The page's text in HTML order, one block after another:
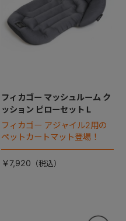
フィカゴー マッシュルーム ク
ッション ピローセット L
フィカゴー アジャイル2用の
ペットカートマット登場！
￥7,920